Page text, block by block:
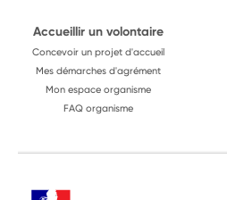
Accueillir un volontaire
Concevoir un projet d'accueil
Mes démarches d'agrément
Mon espace organisme
FAQ organisme